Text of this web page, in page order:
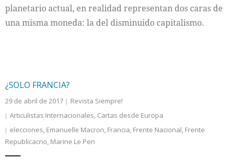
planetario actual, en realidad representan dos caras de
una misma moneda: la del disminuido capitalismo.
¿SOLO FRANCIA?
29 de abril de 2017
Revista Siempre!
Articulistas Internacionales, Cartas desde Europa
elecciones, Emanuelle Macron, Francia, Frente Nacional, Frente
Republicacno, Marine Le Pen